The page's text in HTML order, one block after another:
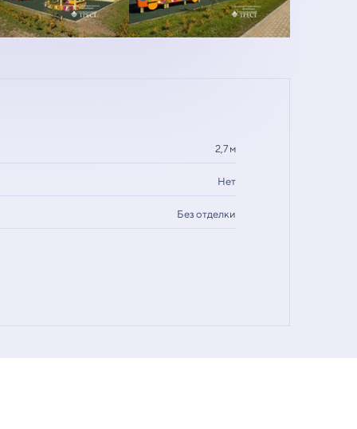
2,7 м
Нет
Без отделки